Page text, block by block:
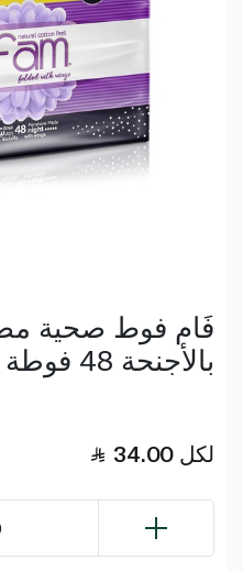
فَام فوط صحية
بالأجنحة 48 فوطة
34.00 لكل